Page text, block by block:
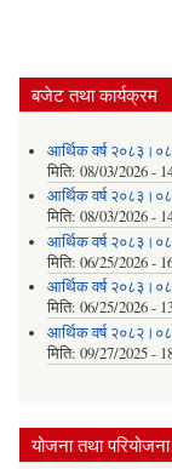
बजेट तथा कार्यक्रम
आर्थिक वर्ष
मिति: 08/03/2026 -
आर्थिक वर्ष
मिति: 08/03/2026 -
आर्थिक वर्ष
मिति: 06/25/2026 -
आर्थिक वर्ष
मिति: 06/25/2026 -
आर्थिक वर्ष
मिति: 09/27/2025 -
योजना तथा परियोजना